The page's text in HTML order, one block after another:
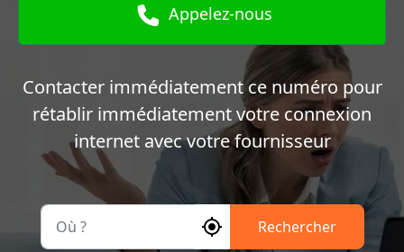
Appelez-nous
Contacter immédiatement ce numéro pour
rétablir immédiatement votre connexion
internet avec votre fournisseur
Rechercher